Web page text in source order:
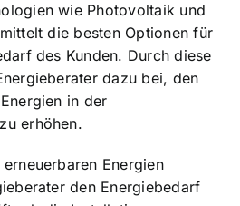
wie Photovoltaik und
die besten Optionen für
des Kunden. Durch diese
dazu bei, den
in der
erhöhen.
Energien
den Energiebedarf